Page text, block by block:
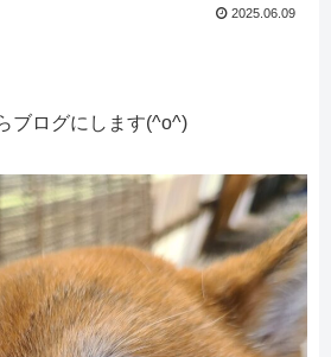
2025.06.09
ブログにします(^o^)